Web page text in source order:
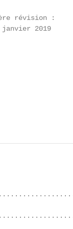
révision :
2019